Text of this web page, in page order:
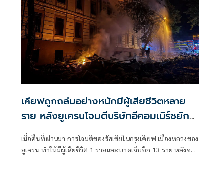
เคียฟถูกถล่มอย่างหนักมีผู้เสียชีวิตหลาย
ราย หลังยูเครนโจมตีบริษัทอีคอมเมิร์ซยักษ์
ใหญ่ของรัสเซีย
เมื่อคืนที่ผ่านมา การโจมตีของรัสเซียในกรุงเคียฟ เมืองหลวงของ
ยูเครน ทำให้มีผู้เสียชีวิต 1 รายและบาดเจ็บอีก 13 ราย หลังจาก